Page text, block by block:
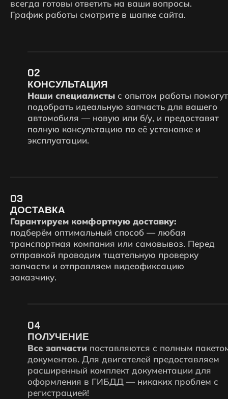
всегда готовы ответить на ваши вопросы.
График работы смотрите в шапке сайта.
КОНСУЛЬТАЦИЯ
Наши специалистыс опытом работы помогут
подобрать идеальную запчасть для вашего
автомобиля — новую или б/у, и предоставят
полную консультацию по её установке и
эксплуатации.
03
ДОСТАВКА
Гарантируем комфортную доставку:
подберём оптимальный способ — любая
транспортная компания или самовывоз. Перед
отправкой проводим тщательную проверку
запчасти и отправляем видеофиксацию
заказчику.
ПОЛУЧЕНИЕ
Все запчастипоставляются с полным пакетом
документов. Для двигателей предоставляем
расширенный комплект документации для
оформления в ГИБДД — никаких проблем с
регистрацией!